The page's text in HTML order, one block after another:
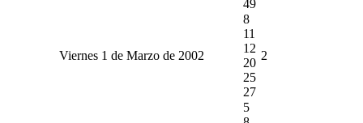
49
Viernes 1 de Marzo de 2002
8
11
12
20
25
27
2
5